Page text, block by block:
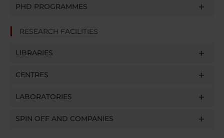
PHD PROGRAMMES
RESEARCH FACILITIES
LIBRARIES
CENTRES
LABORATORIES
SPIN OFF AND COMPANIES